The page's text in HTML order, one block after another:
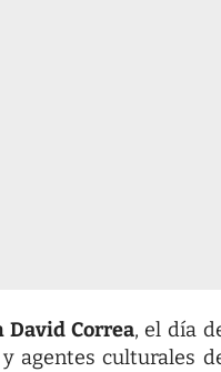
David Correa, el día
agentes culturales